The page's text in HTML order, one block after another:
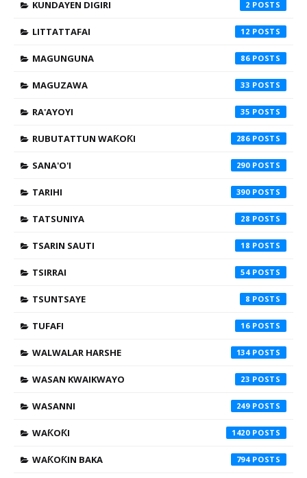
KUNDAYEN DIGIRI 2
LITTATTAFAI 12
MAGUNGUNA 86
MAGUZAWA 33
RA'AYOYI 35
RUBUTATTUN WAƘOƘI 286
SANA'O'I 290
TARIHI 390
TATSUNIYA 28
TSARIN SAUTI 18
TSIRRAI 54
TSUNTSAYE 8
TUFAFI 16
WALWALAR HARSHE 134
WASAN KWAIKWAYO 23
WASANNI 249
WAƘOƘI 1420
WAƘOƘIN BAKA 794